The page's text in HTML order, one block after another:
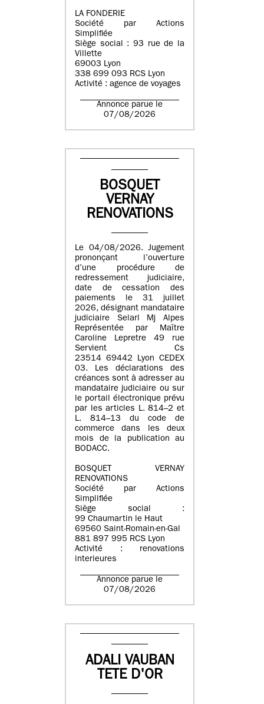
LA FONDERIE
Société par Actions
Simplifiée
Siège social : 93 rue de la
Villette
69003 Lyon
338 699 093 RCS Lyon
Activité : agence de voyages
Annonce parue le
07/08/2026
BOSQUET
VERNAY
RENOVATIONS
Le 04/08/2026. Jugement
prononçant l’ouverture
d’une procédure de
redressement judiciaire,
date de cessation des
paiements le 31 juillet
2026, désignant mandataire
judiciaire Selarl Mj Alpes
Représentée par Maître
Caroline Lepretre 49 rue
Servient Cs
23514 69442 Lyon CEDEX
03. Les déclarations des
créances sont à adresser au
mandataire judiciaire ou sur
le portail électronique prévu
par les articles L. 814–2 et
L. 814–13 du code de
commerce dans les deux
mois de la publication au
BODACC.
BOSQUET VERNAY
RENOVATIONS
Société par Actions
Simplifiée
Siège social :
99 Chaumartin le Haut
69560 Saint-Romain-en-Gal
881 897 995 RCS Lyon
Activité : renovations
interieures
Annonce parue le
07/08/2026
ADALI VAUBAN
TETE D'OR